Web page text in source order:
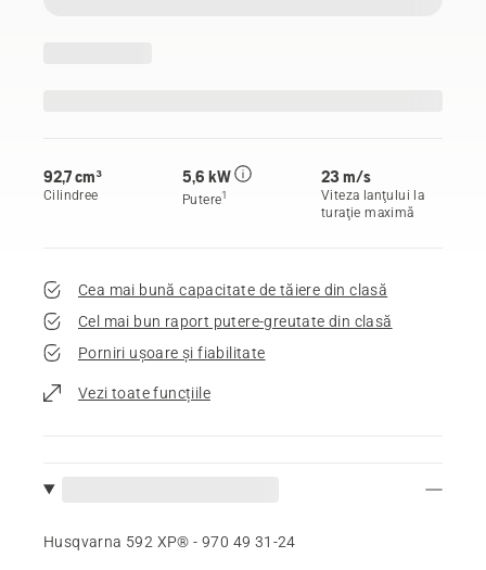
92,7 cm³
Cilindree
5,6 kW
Putere1
23 m/s
Viteza lanţului la
turaţie maximă
Cea mai bună capacitate de tăiere din clasă
Cel mai bun raport putere-greutate din clasă
Porniri ușoare și fiabilitate
Vezi toate funcțiile
Husqvarna 592 XP® - 970 49 31‑24